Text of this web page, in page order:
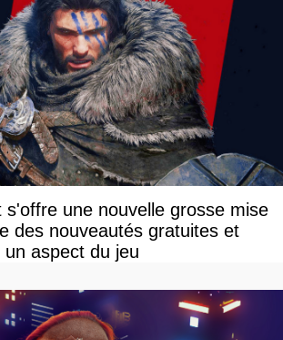
s'offre une nouvelle grosse mise
des nouveautés gratuites et
aspect du jeu